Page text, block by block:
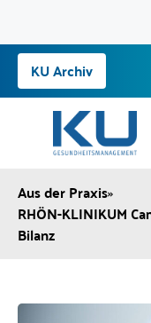
Zum
Inhalt
springen
KU Archiv
Aus der Praxis»
RHÖN-KLINIKUM
Bilanz